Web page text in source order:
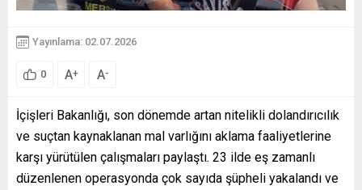
Yayınlama: 02.07.2026
0 A+ A-
İçişleri Bakanlığı, son dönemde artan nitelikli dolandırıcılık
ve suçtan kaynaklanan mal varlığını aklama faaliyetlerine
karşı yürütülen çalışmaları paylaştı. 23 ilde eş zamanlı
düzenlenen operasyonda çok sayıda şüpheli yakalandı ve